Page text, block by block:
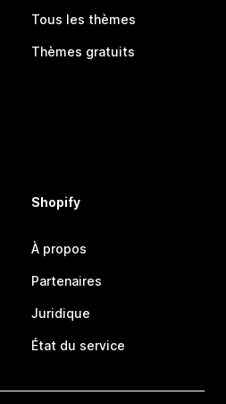
Tous les thèmes
Thèmes gratuits
Shopify
À propos
Partenaires
Juridique
État du service